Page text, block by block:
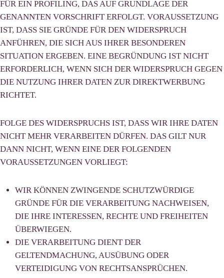
FÜR EIN PROFILING, DAS AUF GRUNDLAGE DER
GENANNTEN VORSCHRIFT ERFOLGT. VORAUSSETZUNG
IST, DASS SIE GRÜNDE FÜR DEN WIDERSPRUCH
ANFÜHREN, DIE SICH AUS IHRER BESONDEREN
SITUATION ERGEBEN. EINE BEGRÜNDUNG IST NICHT
ERFORDERLICH, WENN SICH DER WIDERSPRUCH GEGEN
DIE NUTZUNG IHRER DATEN ZUR DIREKTWERBUNG
RICHTET.
FOLGE DES WIDERSPRUCHS IST, DASS WIR IHRE DATEN
NICHT MEHR VERARBEITEN DÜRFEN. DAS GILT NUR
DANN NICHT, WENN EINE DER FOLGENDEN
VORAUSSETZUNGEN VORLIEGT:
WIR KÖNNEN ZWINGENDE SCHUTZWÜRDIGE
GRÜNDE FÜR DIE VERARBEITUNG NACHWEISEN,
DIE IHRE INTERESSEN, RECHTE UND FREIHEITEN
ÜBERWIEGEN.
DIE VERARBEITUNG DIENT DER
GELTENDMACHUNG, AUSÜBUNG ODER
VERTEIDIGUNG VON RECHTSANSPRÜCHEN.